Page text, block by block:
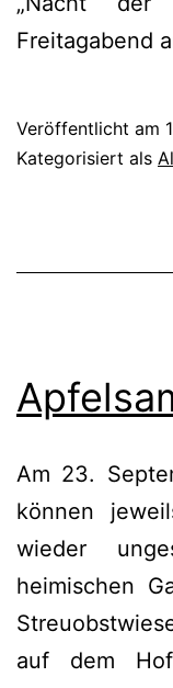
Freitagabend
Veröffentlicht am
Kategorisiert als
Am 23.
können
wieder
heimischen
auf dem